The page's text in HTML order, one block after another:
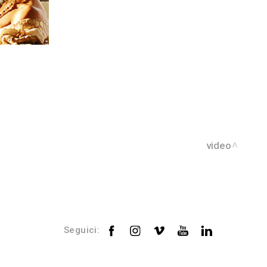
video
Seguici: